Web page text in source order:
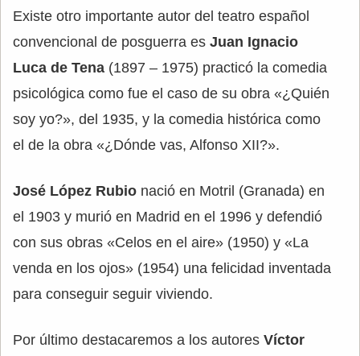
Existe otro importante autor del teatro español
convencional de posguerra es Juan Ignacio
Luca de Tena (1897 – 1975) practicó la comedia
psicológica como fue el caso de su obra «¿Quién
soy yo?», del 1935, y la comedia histórica como
el de la obra «¿Dónde vas, Alfonso XII?».
José López Rubio nació en Motril (Granada) en
el 1903 y murió en Madrid en el 1996 y defendió
con sus obras «Celos en el aire» (1950) y «La
venda en los ojos» (1954) una felicidad inventada
para conseguir seguir viviendo.
Por último destacaremos a los autores Víctor